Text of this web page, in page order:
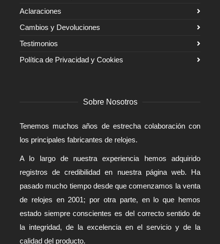
Aclaraciones
Cambios y Devoluciones
Testimonios
Política de Privacidad y Cookies
Sobre Nosotros
Tenemos muchos años de estrecha colaboración con
los principales fabricantes de relojes.
A lo largo de nuestra experiencia hemos adquirido
registros de credibilidad en nuestra página web. Ha
pasado mucho tiempo desde que comenzamos la venta
de relojes en 2001; por otra parte, en lo que hemos
estado siempre conscientes es del correcto sentido de
la integridad, de la excelencia en el servicio y de la
calidad del producto.